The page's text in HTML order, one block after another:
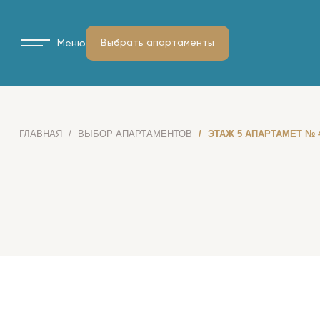
Меню Выбрать апартаменты
ГЛАВНАЯ ВЫБОР АПАРТАМЕНТОВ ЭТАЖ 5 АПАРТАМЕТ №